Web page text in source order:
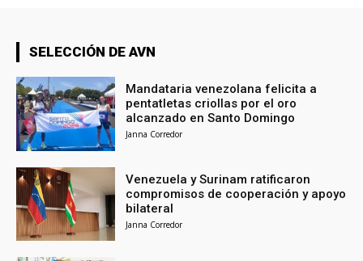
SELECCIÓN DE AVN
Mandataria venezolana felicita a
pentatletas criollas por el oro
alcanzado en Santo Domingo
Janna Corredor
Venezuela y Surinam ratificaron
compromisos de cooperación y apoyo
bilateral
Janna Corredor